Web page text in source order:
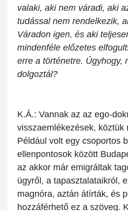
valaki, aki nem váradi, aki
tudással nem rendelkezik,
Váradon igen, és aki
mindenféle előzetes
erre a történetre. Úgyhogy,
dolgoztál?
K.Á.: Vannak az az ego-
visszaemlékezések, köztük
Például volt egy csoportos
ellenpontosok között
az akkor már emigráltak
ügyről, a tapasztalataikról,
magnóra, aztán átírták, és
hozzáférhető ez a szöveg.